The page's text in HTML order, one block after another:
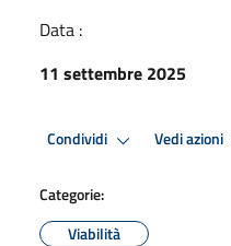
Data :
11 settembre 2025
Condividi Vedi azioni
Categorie:
Viabilità